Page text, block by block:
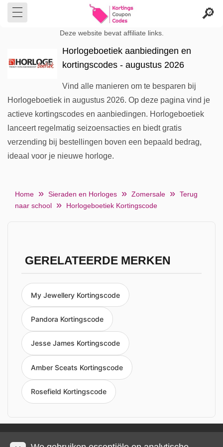
Deze website bevat affiliate links.
Horlogeboetiek aanbiedingen en
kortingscodes - augustus 2026
Vind alle manieren om te besparen bij
Horlogeboetiek in augustus 2026. Op deze pagina vind je
actieve kortingscodes en aanbiedingen. Horlogeboetiek
lanceert regelmatig seizoensacties en biedt gratis
verzending bij bestellingen boven een bepaald bedrag,
ideaal voor je nieuwe horloge.
Home Sieraden en Horloges Zomersale
Terug
naar school
Horlogeboetiek Kortingscode
GERELATEERDE MERKEN
My Jewellery Kortingscode
Pandora Kortingscode
Jesse James Kortingscode
Amber Sceats Kortingscode
Rosefield Kortingscode
Privacy en cookies Impressum Algemene voorwaarden